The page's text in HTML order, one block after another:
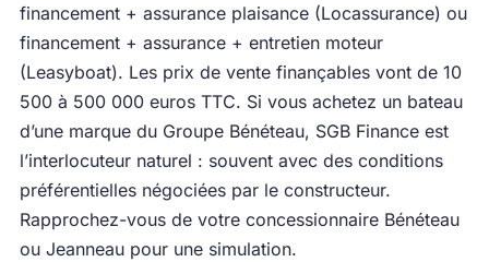
financement + assurance plaisance (Locassurance) ou
financement + assurance + entretien moteur
(Leasyboat). Les prix de vente finançables vont de 10
500 à 500 000 euros TTC. Si vous achetez un bateau
d’une marque du Groupe Bénéteau, SGB Finance est
l’interlocuteur naturel : souvent avec des conditions
préférentielles négociées par le constructeur.
Rapprochez-vous de votre concessionnaire Bénéteau
ou Jeanneau pour une simulation.